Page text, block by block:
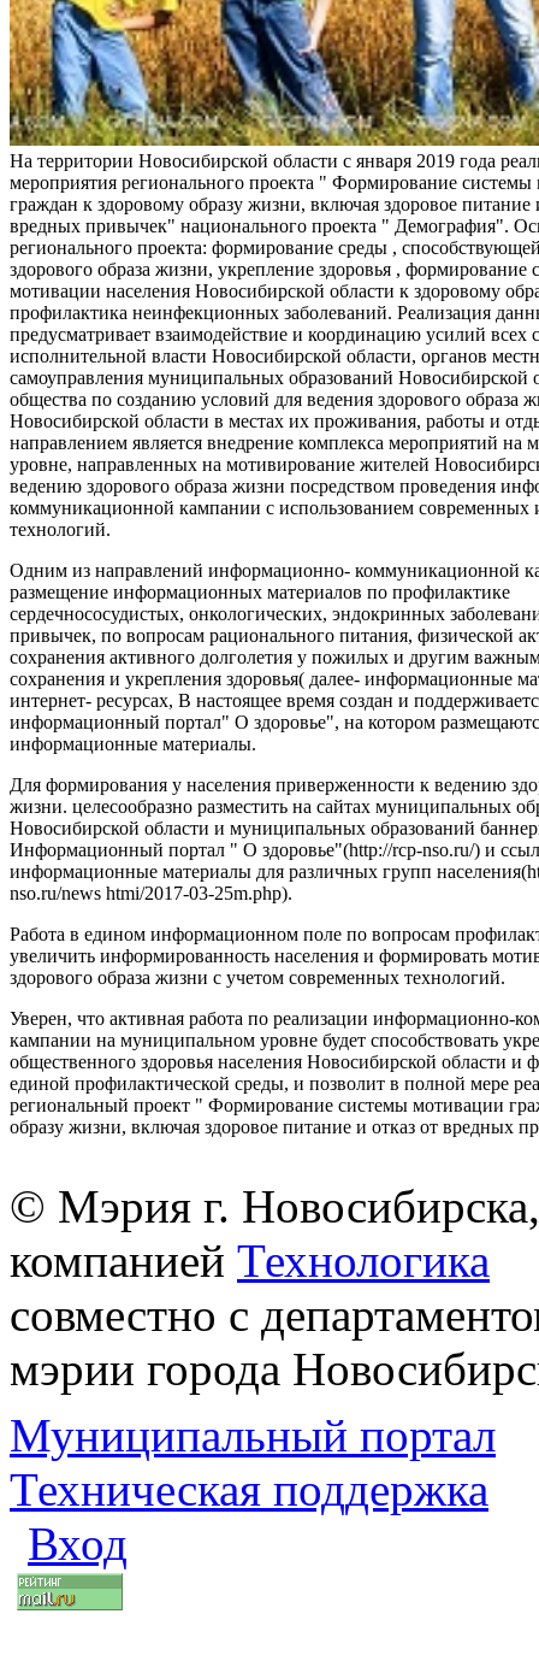
На территории Новосибирской области с января 2019 года
мероприятия регионального проекта " Формирование
граждан к здоровому образу жизни, включая здоровое питание
вредных привычек" национального проекта " Демография".
регионального проекта: формирование среды ,
здорового образа жизни, укрепление здоровья , формирование
мотивации населения Новосибирской области к здоровому
профилактика неинфекционных заболеваний. Реализация
предусматривает взаимодействие и координацию усилий всех
исполнительной власти Новосибирской области, органов
самоуправления муниципальных образований Новосибирской
общества по созданию условий для ведения здорового образа
Новосибирской области в местах их проживания, работы и
направлением является внедрение комплекса мероприятий на
уровне, направленных на мотивирование жителей
ведению здорового образа жизни посредством проведения
коммуникационной кампании с использованием
технологий.
Одним из направлений информационно- коммуникационной
размещение информационных материалов по профилактике
сердечнососудистых, онкологических, эндокринных
привычек, по вопросам рационального питания, физической
сохранения активного долголетия у пожилых и другим
сохранения и укрепления здоровья( далее- информационные
интернет- ресурсах, В настоящее время создан и
информационный портал" О здоровье", на котором
информационные материалы.
Для формирования у населения приверженности к ведению
жизни. целесообразно разместить на сайтах муниципальных
Новосибирской области и муниципальных образований
Информационный портал " О здоровье"(http://rcp-nso.ru/) и
информационные материалы для различных групп
nso.ru/news htmi/2017-03-25m.php).
Работа в едином информационном поле по вопросам
увеличить информированность населения и формировать
здорового образа жизни с учетом современных технологий.
Уверен, что активная работа по реализации информационно-
кампании на муниципальном уровне будет способствовать
общественного здоровья населения Новосибирской области и
единой профилактической среды, и позволит в полной мере
региональный проект " Формирование системы мотивации
образу жизни, включая здоровое питание и отказ от вредных
© Мэрия г.
компанией Технологика
совместно с
мэрии города
Муниципальный портал
Техническая поддержка
Вход